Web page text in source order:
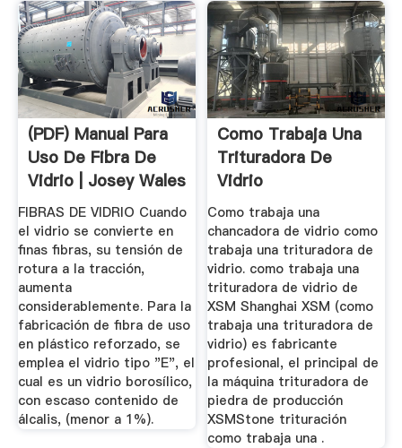
(PDF) Manual Para
Uso De Fibra De
Vidrio | Josey Wales
...
FIBRAS DE VIDRIO Cuando
el vidrio se convierte en
finas fibras, su tensión de
rotura a la tracción,
aumenta
considerablemente. Para la
fabricación de fibra de uso
en plástico reforzado, se
emplea el vidrio tipo "E", el
cual es un vidrio borosílico,
con escaso contenido de
álcalis, (menor a 1%).
Como Trabaja Una
Trituradora De
Vidrio
Como trabaja una
chancadora de vidrio como
trabaja una trituradora de
vidrio. como trabaja una
trituradora de vidrio de
XSM Shanghai XSM (como
trabaja una trituradora de
vidrio) es fabricante
profesional, el principal de
la máquina trituradora de
piedra de producción
XSMStone trituración
como trabaja una .